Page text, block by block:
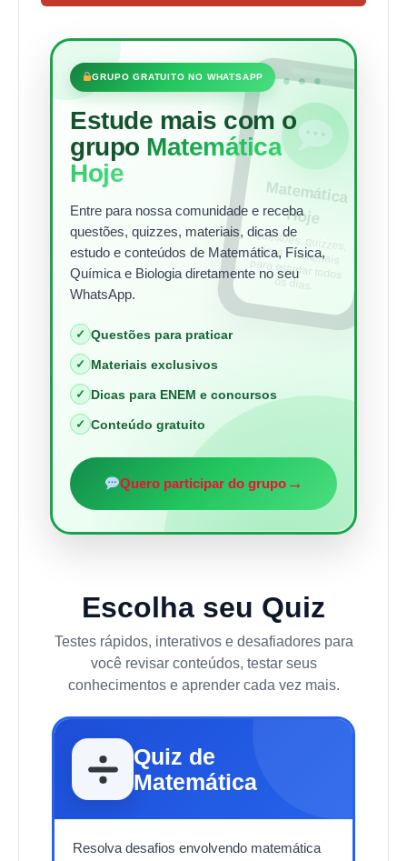
•••
GRUPO GRATUITO NO WHATSAPP
Estude mais com o
grupo Matemática
Hoje
Entre para nossa comunidade e receba
questões, quizzes, materiais, dicas de
estudo e conteúdos de Matemática, Física,
Química e Biologia diretamente no seu
WhatsApp.
✓ Questões para praticar
✓ Materiais exclusivos
✓ Dicas para ENEM e concursos
✓ Conteúdo gratuito
Quero participar do grupo→
Matem
ática
Hoje
Questões, quizzes,
dicas e materiais
para estudar todos
os dias.
Escolha seu Quiz
Testes rápidos, interativos e desafiadores para
você revisar conteúdos, testar seus
conhecimentos e aprender cada vez mais.
Quiz de
Matemática
Resolva desafios envolvendo matemática